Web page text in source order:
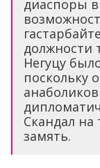
диаспоры в
должности
Негуцу
поскольку
Скандал
замять.